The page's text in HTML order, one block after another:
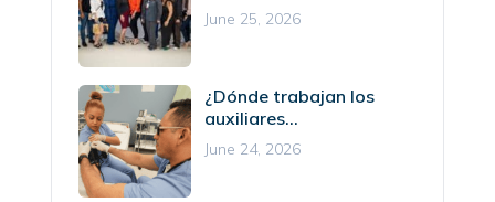
June 25, 2026
¿Dónde trabajan los
auxiliares...
June 24, 2026